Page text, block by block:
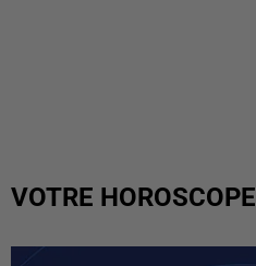
VOTRE HOROSCOPE